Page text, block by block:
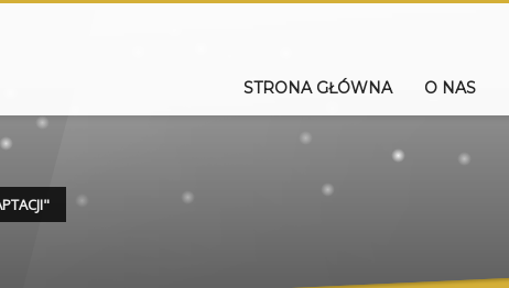
STRONA GŁÓWNA O NAS